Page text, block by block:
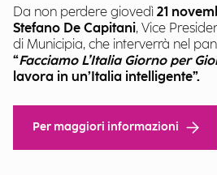
Da non perdere giovedì 21
Stefano De Capitani, Vice
di Municipia, che interverrà nel
“Facciamo L’Italia Giorno per
lavora in un’Italia intelligente”.
Per maggiori informazioni